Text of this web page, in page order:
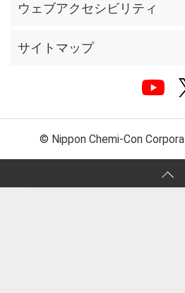
ウェブアクセシビリティ
サイトマップ
© Nippon Chemi-Con